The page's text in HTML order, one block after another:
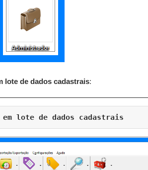
lote de dados cadastrais:
em lote de dados cadastrais